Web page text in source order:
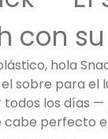
con
hola
sobre para el
todos los días
perfecto